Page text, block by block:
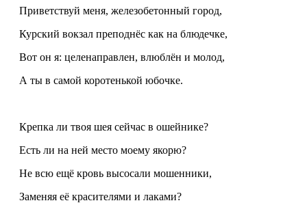
Приветствуй меня, железобетонный город,
Курский вокзал преподнёс как на блюдечке,
Вот он я: целенаправлен, влюблён и молод,
А ты в самой коротенькой юбочке.
Крепка ли твоя шея сейчас в ошейнике?
Есть ли на ней место моему якорю?
Не всю ещё кровь высосали мошенники,
Заменяя её красителями и лаками?